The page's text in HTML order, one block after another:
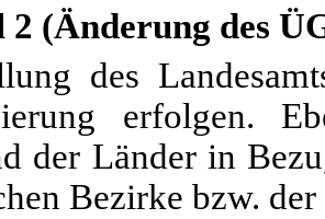
(Änderung des
des
erfolgen.
der Länder in
Bezirke bzw.